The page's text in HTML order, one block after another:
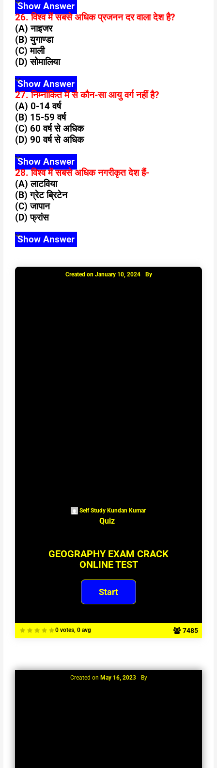
Show Answer
26. विश्व में सबसे अधिक प्रजनन दर वाला देश है?
(A) नाइजर
(B) युगाण्डा
(C) माली
(D) सोमालिया
Show Answer
27. निम्नांकित में से कौन-सा आयु वर्ग नहीं है?
(A) 0-14 वर्ष
(B) 15-59 वर्ष
(C) 60 वर्ष से अधिक
(D) 90 वर्ष से अधिक
Show Answer
28. विश्व में सबसे अधिक नगरीकृत देश हैं-
(A) लाटविया
(B) ग्रेट ब्रिटेन
(C) जापान
(D) फ्रांस
Show Answer
0 votes, 0 avg 7485
Created on January 10, 2024 By
Self Study Kundan Kumar
Quiz
GEOGRAPHY EXAM CRACK
ONLINE TEST
Created on May 16, 2023 By